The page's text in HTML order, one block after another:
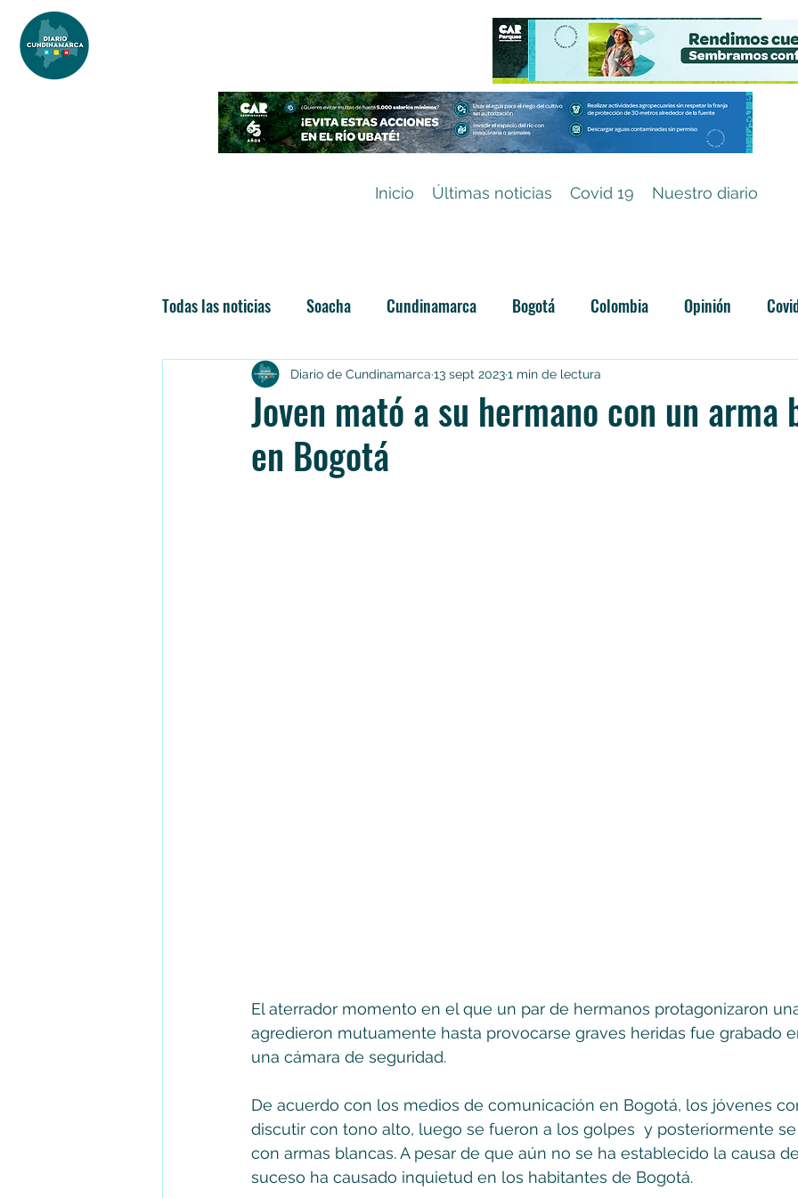
Inicio Últimas noticias Covid 19 Nuestro diario
Todas las noticias Soacha Cundinamarca Bogotá Colombia Opinión
Las nuevas soachunidades Categoría sin título
Joven mató a su hermano con un arma
en Bogotá
Diario de Cundinamarca 13 sept 20231 min de lectura
El aterrador momento en el que un par de hermanos protagonizaron
agredieron mutuamente hasta provocarse graves heridas fue grabado
una cámara de seguridad.
De acuerdo con los medios de comunicación en Bogotá, los jóvenes
discutir con tono alto, luego se fueron a los golpes  y posteriormente
con armas blancas. A pesar de que aún no se ha establecido la causa
suceso ha causado inquietud en los habitantes de Bogotá.